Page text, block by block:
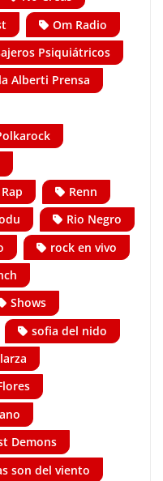
Om Radio
Psiquiátricos
Alberti Prensa
Rap
Renn
Rio Negro
rock en vivo
Shows
sofia del nido
Demons
son del viento